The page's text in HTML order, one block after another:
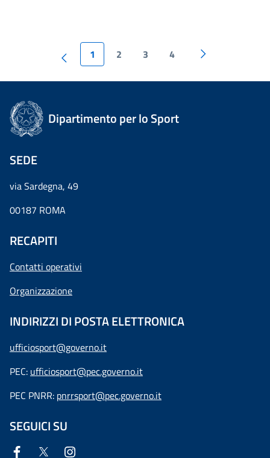
1 2 3 4
Dipartimento per lo Sport
SEDE
via Sardegna, 49
00187 ROMA
RECAPITI
Contatti operativi
Organizzazione
INDIRIZZI DI POSTA ELETTRONICA
ufficiosport@governo.it
PEC: ufficiosport@pec.governo.it
PEC PNRR: pnrrsport@pec.governo.it
SEGUICI SU